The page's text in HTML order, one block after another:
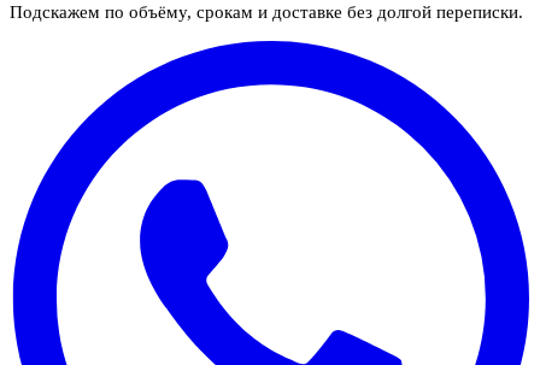
Подскажем по объёму, срокам и доставке без долгой переписки.